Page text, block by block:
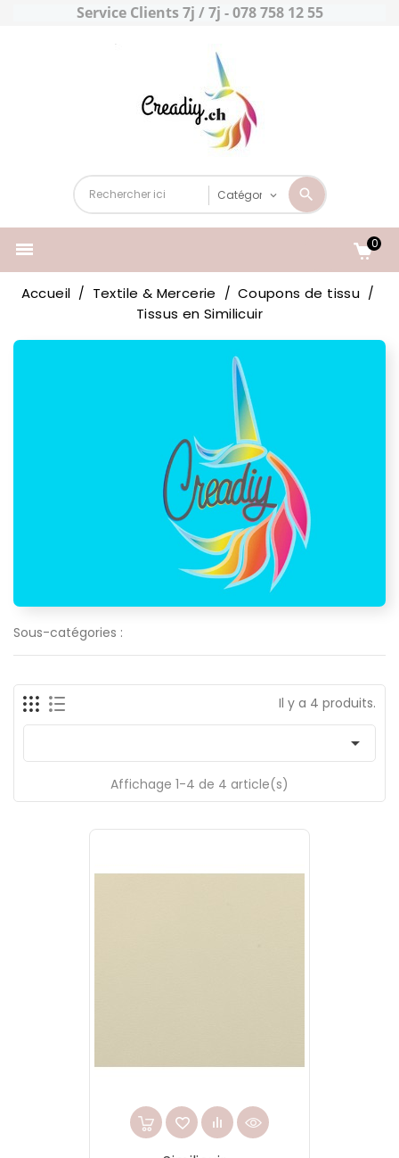
Service Clients 7j / 7j - 078 758 12 55
 0
Accueil Textile & Mercerie
Coupons de tissu
Tissus en Similicuir
Sous-catégories :
Il y a 4 produits.

Affichage 1-4 de 4 article(s)